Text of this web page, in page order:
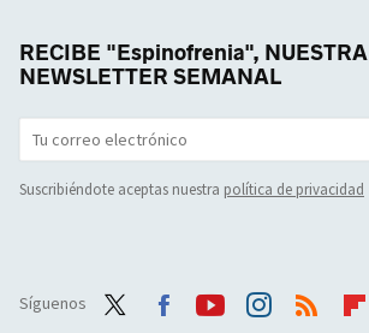
RECIBE "Espinofrenia", NUESTRA
NEWSLETTER SEMANAL
Suscribiéndote aceptas nuestra política de privacidad
Síguenos